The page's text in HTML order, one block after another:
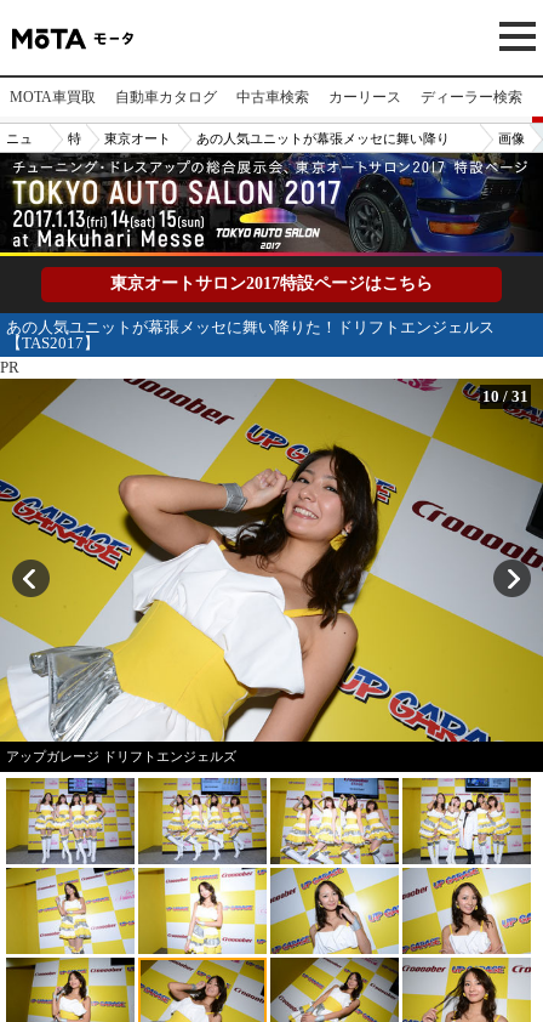
MOTA車買取 自動車カタログ 中古車検索 カーリース ディーラー検索
ニュ
ース/
記事
特
集
東京オート
サロン2017
あの人気ユニットが幕張メッセに舞い降り
た！ドリフトエンジェルス【TAS2017】
画像
No.
東京オートサロン2017特設ページはこちら
あの人気ユニットが幕張メッセに舞い降りた！ドリフトエンジェルス
【TAS2017】
PR
10 / 31
アップガレージ ドリフトエンジェルズ